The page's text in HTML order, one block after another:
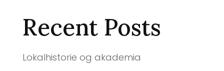
Recent Posts
Lokalhistorie og akademia